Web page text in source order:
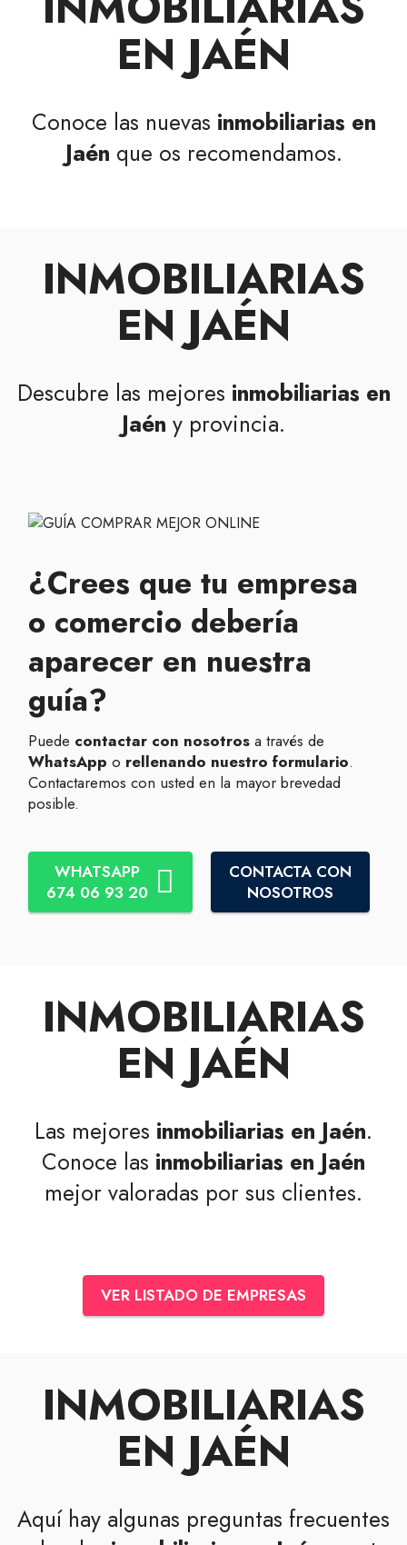
EN JAÉN
Conoce las nuevas inmobiliarias en
Jaén que os recomendamos.
INMOBILIARIAS
EN JAÉN
Descubre las mejores inmobiliarias en
Jaén y provincia.
¿Crees que tu empresa
o comercio debería
aparecer en nuestra
guía?
Puede contactar con nosotros a través de
WhatsApp o rellenando nuestro formulario.
Contactaremos con usted en la mayor brevedad
posible.
WHATSAPP
674 06 93 20
CONTACTA CON
NOSOTROS
INMOBILIARIAS
EN JAÉN
Las mejores inmobiliarias en Jaén.
Conoce las inmobiliarias en Jaén
mejor valoradas por sus clientes.
VER LISTADO DE EMPRESAS
INMOBILIARIAS
EN JAÉN
Aquí hay algunas preguntas frecuentes